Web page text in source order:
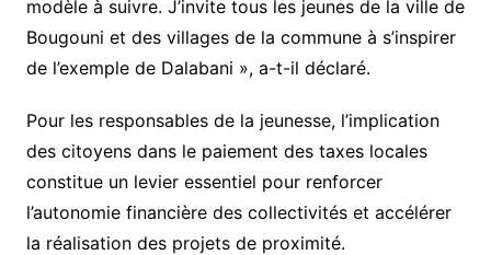
modèle à suivre. J’invite tous les jeunes de la ville de
Bougouni et des villages de la commune à s’inspirer
de l’exemple de Dalabani », a-t-il déclaré.
Pour les responsables de la jeunesse, l’implication
des citoyens dans le paiement des taxes locales
constitue un levier essentiel pour renforcer
l’autonomie financière des collectivités et accélérer
la réalisation des projets de proximité.